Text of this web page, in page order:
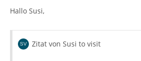
Hallo Susi,
Zitat von Susi to visit